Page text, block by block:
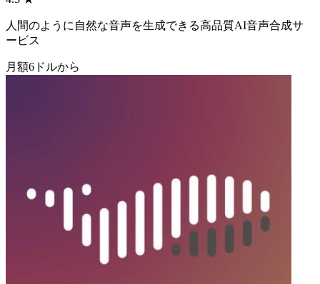
人間のように自然な音声を生成できる高品質AI音声合成サ
ービス
月額6ドルから